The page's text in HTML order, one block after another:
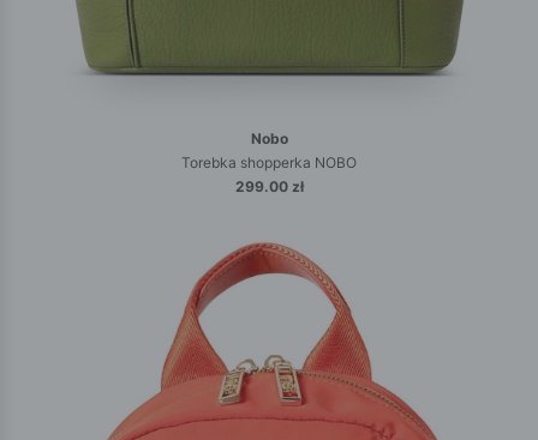
Nobo
Torebka shopperka NOBO
299.00 zł